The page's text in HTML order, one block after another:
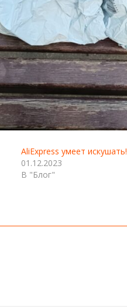
AliExpress умеет искушать!
01.12.2023
В "Блог"